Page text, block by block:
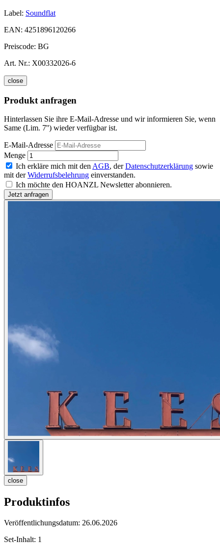
Label: Soundflat
EAN: 4251896120266
Preiscode: BG
Art. Nr.: X00332026-6
close
Produkt anfragen
Hinterlassen Sie ihre E-Mail-Adresse und wir informieren Sie, wenn
Same (Lim. 7'') wieder verfügbar ist.
E-Mail-Adresse
Menge
Ich erkläre mich mit den AGB, derDatenschutzerklärung sowie
mit derWiderrufsbelehrung einverstanden.
Ich möchte den HOANZL Newsletter abonnieren.
close
Produktinfos
Veröffentlichungsdatum: 26.06.2026
Set-Inhalt: 1